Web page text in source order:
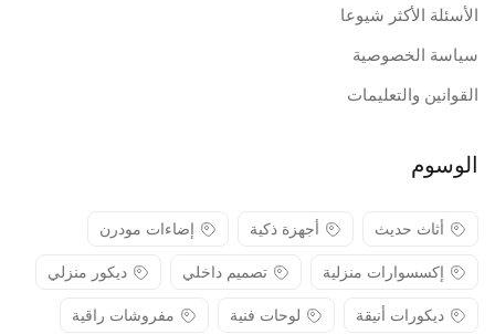
الأسئلة الأكثر شيوعا
سياسة الخصوصية
القوانين والتعليمات
الوسوم
أثاث حديث أجهزة ذكية
إضاءات مودرن
إكسسوارات منزلية
تصميم داخلي
ديكور منزلي
ديكورات أنيقة
لوحات فنية مفروشات راقية